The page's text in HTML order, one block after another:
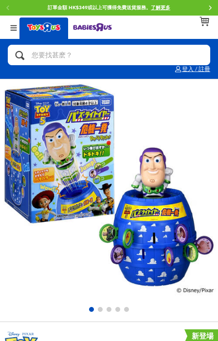
訂單金額 HK$349或以上可獲得免費送貨服務。 了解更多
登入 / 註冊
返回
分類目錄
人氣英雄,角色扮演,射擊玩具
單車,滑板車,騎乘車
拼砌組合及樂高LEGO
玩具車,貨車,火車及遙控系列
手工藝,文具,蠟筆,泥膠,畫板
娃娃, 芭比,收藏公仔
電子玩具
派對用品
返回
品牌
Brunch Brother 早午餐兄弟
Toy Story反斗奇兵
Spider-Man蜘蛛俠
Mini Brands
Play-Doh培樂多
Pokemon寶可夢
playpop
Tomica多美
返回
年齢
0~2歳
5~7歳
8~11歳
12~14歳
14歳以上
新登場